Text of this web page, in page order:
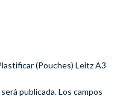
(Pouches) Leitz A3
publicada.Los campos